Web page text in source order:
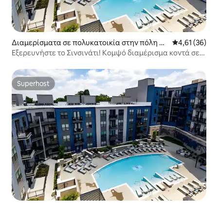
Διαμερίσματα σε πολυκατοικία στην πόλη Σι
νσινάτι
Μέση
4,61 (36)
Εξερευνήστε το Σινσινάτι! Κομψό διαμέρισμα κοντά σε
Superhost
Superhost